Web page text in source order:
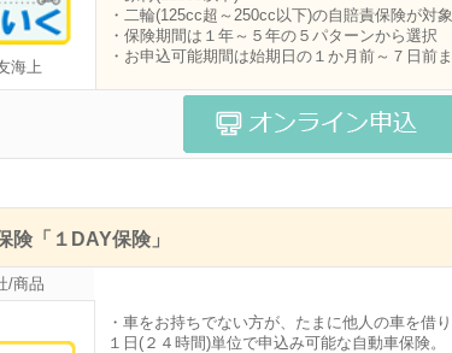
海上
・二輪(125cc超～250cc以下)の自賠責保険が対象
・保険期間は１年～５年の５パターンから選択
・お申込可能期間は始期日の１か月前～７日前
険「１DAY保険」
/商品
・車をお持ちでない方が、たまに他人の車を借
１日(２４時間)単位で申込み可能な自動車保険。